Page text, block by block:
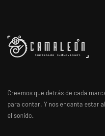
Creemos que detrás de cada
para contar. Y nos encanta estar
el sonido.